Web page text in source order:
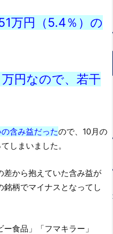
万円（5.4％）の
円なので、若干
含み益だったので、10月の
しまいました。
差から抱えていた含み益が
柄でマイナスとなってし
食品」「フマキラー」